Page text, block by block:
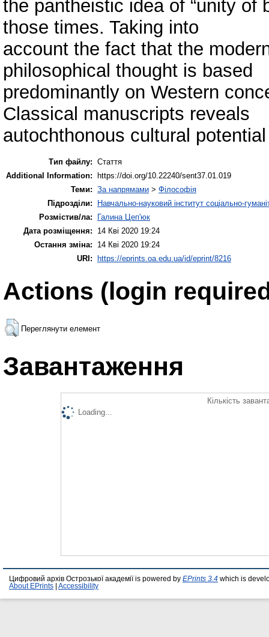
the pantheistic idea of “unity of
those times. Taking into
account the fact that the
philosophical thought is based
predominantly on Western
Classical manuscripts reveals
autochthonous cultural
Тип файлу: Стаття
Additional Information: https://doi.org/10.22240/sent37.01.019
Теми: За напрямами > Філософія
Підрозділи:
Навчально-науковий інститут соціально-
Розмістив/ла:
Галина Цеп'юк
Дата розміщення:
14 Кві 2020 19:24
Остання зміна:
14 Кві 2020 19:24
URI: https://eprints.oa.edu.ua/id/eprint/8216
Actions (login
Переглянути елемент
Завантаження
Кількість
Loading...
Цифровий архів Острозької академії is powered by EPrints 3.4 which is
About EPrints
Accessibility